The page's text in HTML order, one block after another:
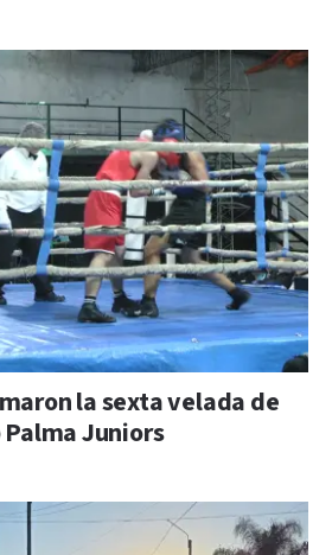
la sexta velada de
Palma Juniors